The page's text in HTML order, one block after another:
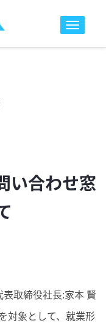
toggle
い合わせ窓
取締役社長:家本 賢
対象として、就業形